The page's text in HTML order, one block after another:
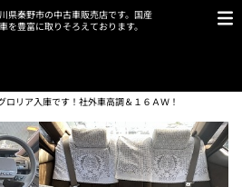
県秦野市の中古車販売店です。国産
豊富に取りそろえております。
ロリア入庫です！社外車高調＆１６ＡＷ！